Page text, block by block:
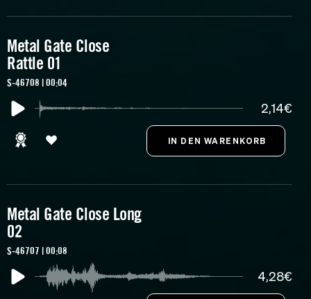
Metal Gate Close
Rattle 01
S-46708 | 00:04
2,14€
Metal Gate Close Long
02
S-46707 | 00:08
4,28€